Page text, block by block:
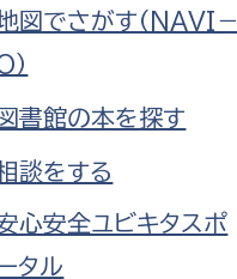
とを知りたい
座などに参加したい
に関わりたい
境政策課
ロカーボン推進課
境保護課
図でさがす（NAVI－
）
図書館の本を探す
談をする
心安全ユビキタスポ
タル